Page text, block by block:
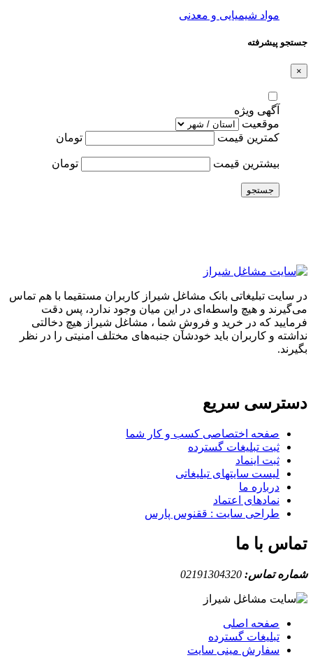
مواد شیمیایی و معدنی
جستجو پیشرفته
×
آگهی ویژه
موقعیت
کمترین قیمت
تومان
بیشترین قیمت تومان
جستجو
در سایت تبلیغاتی بانک مشاغل شیراز کاربران مستقیما با هم تماس
می‌گیرند و هیچ واسطه‌ای در این میان وجود ندارد، پس دقت
فرمایید که در خرید و فروشِ شما ، مشاغل شیراز هیچ دخالتی
نداشته و کاربران باید خودشان جنبه‌های مختلف امنیتی را در نظر
بگیرند.
دسترسی سریع
صفحه اختصاصی کسب و کار شما
ثبت تبلیغات گسترده
ثبت اینماد
لیست سایتهای تبلیغاتی
درباره ما
نمادهای اعتماد
طراحی سایت : ققنوس پارس
تماس با ما
شماره تماس: 02191304320
صفحه اصلی
تبلیغات گسترده
سفارش مینی سایت